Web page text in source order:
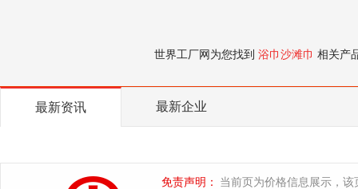
世界工厂网为您找到 浴巾沙滩巾 相关产
最新资讯 最新企业
免责声明：
当前页为价格信息展示，